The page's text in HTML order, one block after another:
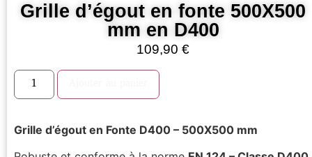
Grille d’égout en fonte 500X500
mm en D400
109,90 €
Grille d’égout en Fonte D400 – 500X500 mm